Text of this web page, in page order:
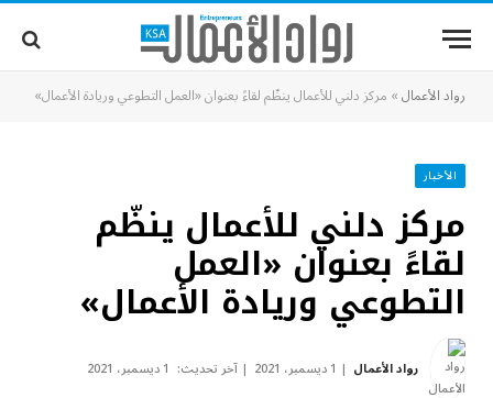
رواد الأعمال» مركز دلني للأعمال ينظّم لقاءً بعنوان «العمل التطوعي وريادة الأعمال»
الأخبار
مركز دلني للأعمال ينظّم
لقاءً بعنوان «العمل
التطوعي وريادة الأعمال»
رواد الأعمال 1 ديسمبر، 2021 آخر تحديث: 1 ديسمبر، 2021